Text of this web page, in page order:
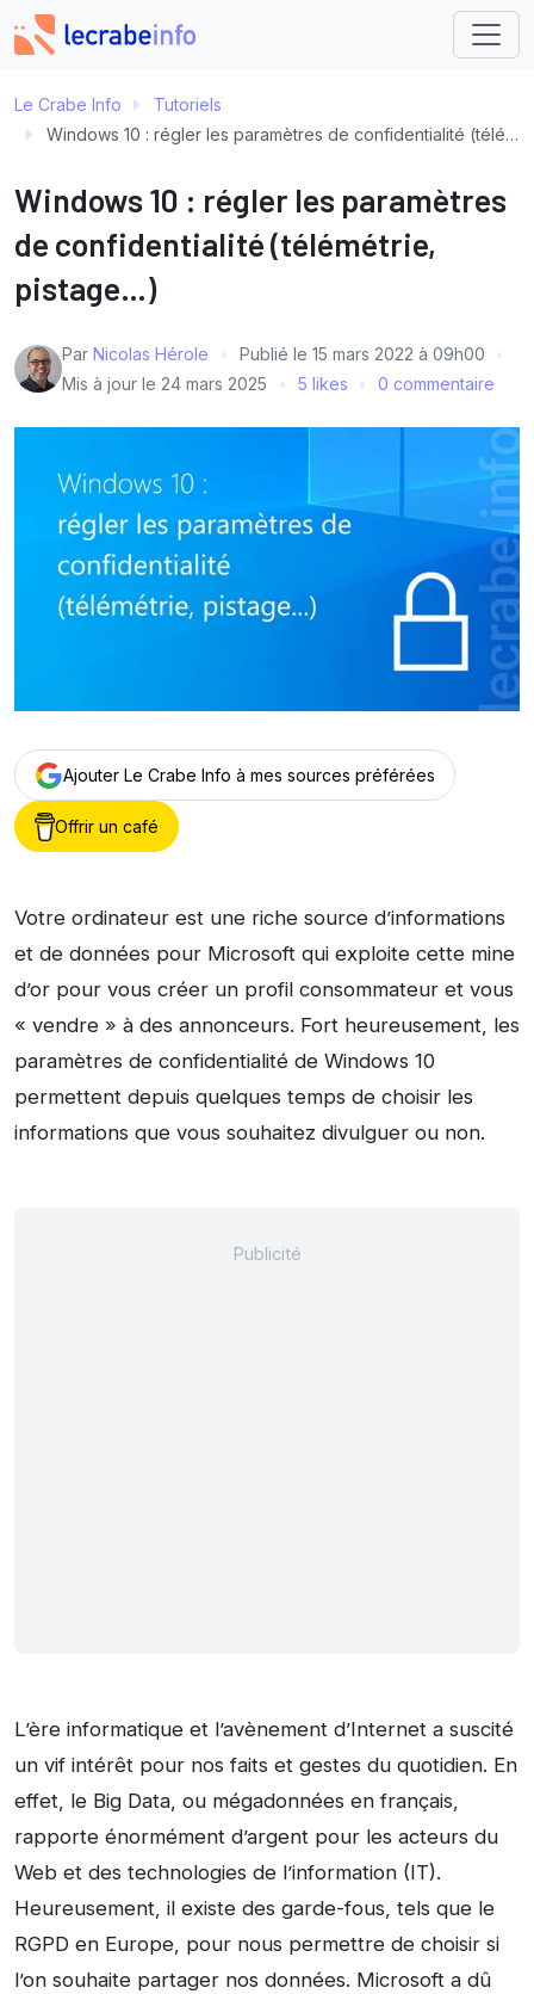
Le Crabe Info
Tutoriels
Windows 10 : régler les paramètres de confidentialité (télémétrie, pistage…)
Windows 10 : régler les paramètres
de confidentialité (télémétrie,
pistage…)
Par Nicolas Hérole Publié le 15 mars 2022 à 09h00
Mis à jour le 24 mars 2025 5 likes 0 commentaire
Ajouter Le Crabe Info à mes sources préférées
Offrir un café
Votre ordinateur est une riche source d’informations
et de données pour Microsoft qui exploite cette mine
d’or pour vous créer un profil consommateur et vous
« vendre » à des annonceurs. Fort heureusement, les
paramètres de confidentialité de Windows 10
permettent depuis quelques temps de choisir les
informations que vous souhaitez divulguer ou non.
L’ère informatique et l’avènement d’Internet a suscité
un vif intérêt pour nos faits et gestes du quotidien. En
effet, le Big Data, ou mégadonnées en français,
rapporte énormément d’argent pour les acteurs du
Web et des technologies de l’information (IT).
Heureusement, il existe des garde-fous, tels que le
RGPD en Europe, pour nous permettre de choisir si
l’on souhaite partager nos données. Microsoft a dû